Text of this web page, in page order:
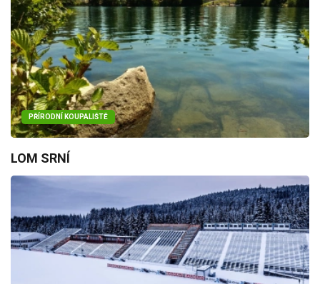
PŘÍRODNÍ KOUPALIŠTĚ
LOM SRNÍ